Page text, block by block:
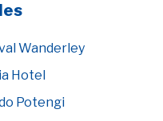
Wanderley
Hotel
Potengi